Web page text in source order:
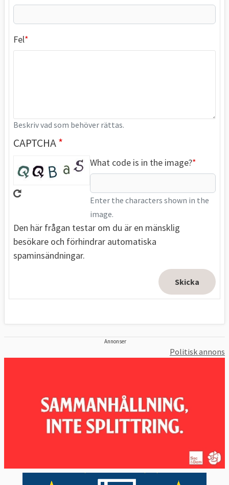
Fel
Beskriv vad som behöver rättas.
CAPTCHA
What code is in the image?
Enter the characters shown in the
image.
Den här frågan testar om du är en mänsklig
besökare och förhindrar automatiska
spaminsändningar.
Annonser
Politisk annons